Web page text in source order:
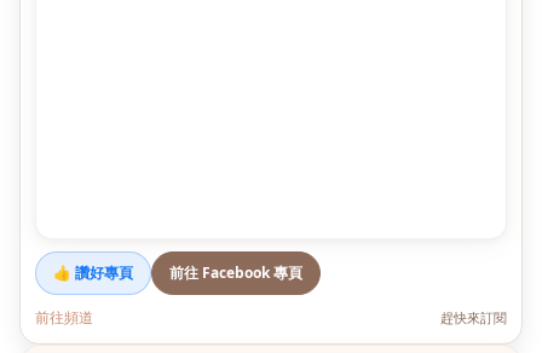
👍 讚好專頁 前往 Facebook 專頁
前往頻道 趕快來訂閱